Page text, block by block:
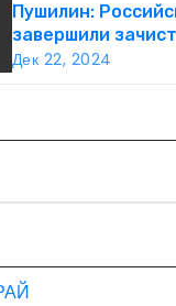
Пушилин:
завершили
ДНР
Дек 22, 2024